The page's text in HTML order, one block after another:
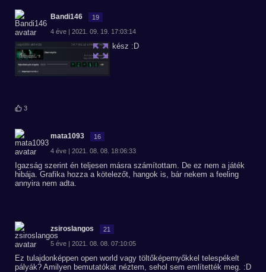
Bandi146 19
4 éve | 2021. 09. 19. 17:03:14
kész :D
3
mata1093 16
4 éve | 2021. 08. 08. 18:06:33
Igazság szerint én teljesen másra számítottam. De ez nem a játék
hibája. Grafika hozza a kötelezőt, hangok is, bár nekem a feeling
annyira nem adta.
zsiroslangos 21
5 éve | 2021. 08. 08. 07:10:05
Ez tulajdonképpen open world vagy töltőképernyőkkel telespékelt
pályák? Amilyen bemutatókat néztem, sehol sem említették meg. :D